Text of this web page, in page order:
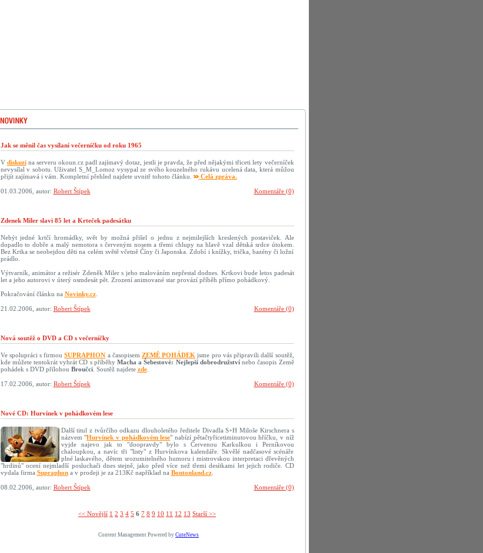
Jak se měnil čas vysílaní večerníčku od roku 1965
V diskuzina serveru okoun.cz padl zajímavý dotaz, jestli je pravda, že před nějakými třiceti lety večerníček
nevysílal v sobotu. Uživatel S_M_Lomoz vysypal ze svého kouzelného rukávu ucelená data, která můžou
přijít zajímavá i vám. Kompletní přehled najdete uvnitř tohoto článku.
Celá zpráva.
Komentáře (0)
01.03.2006, autor: Robert Štípek
Zdenek Miler slavi 85 let a Krteček padesátku
Nebýt jedné krtčí hromádky, svět by možná přišel o jednu z nejmilejších kreslených postaviček. Ale
dopadlo to dobře a malý nemotora s červeným nosem a třemi chlupy na hlavě vzal dětská srdce útokem.
Bez Krtka se neobejdou děti na celém světě včetně Číny či Japonska. Zdobí i knížky, trička, bazény či ložní
prádlo.
Výtvarník, animátor a režisér Zdeněk Miler s jeho malováním nepřestal dodnes. Krtkovi bude letos padesát
let a jeho autorovi v úterý osmdesát pět. Zrození animované star provází příběh přímo pohádkový.
Pokračování článku na Novinky.cz.
Komentáře (0)
21.02.2006, autor: Robert Štípek
Nová soutěž o DVD a CD s večerníčky
Ve spolupráci s firmouSUPRAPHON a časopisemZEMĚ POHÁDEK jsme pro vás připravili další soutěž,
kde můžete tentokrát vyhrát CD s příběhy Macha a Šebestové: Nejlepší dobrodružstvínebo časopis Země
pohádek s DVD přílohou Broučci. Soutěž najdete zde.
Komentáře (0)
17.02.2006, autor: Robert Štípek
Nové CD: Hurvínek v pohádkovém lese
Další titul z tvůrčího odkazu dlouholetého ředitele Divadla S+H Miloše Kirschnera s
názvem "Hurvínek v pohádkovém lese" nabízí pětačtyřicetiminutovou hříčku, v níž
vyjde najevo jak to "doopravdy" bylo s Červenou Karkulkou i Perníkovou
chaloupkou, a navíc tři "listy" z Hurvínkova kalendáře. Skvělé nadčasové scénáře
plné laskavého, dětem srozumitelného humoru i mistrovskou interpretaci dřevěných
"hrdinů" ocení nejmladší posluchači dnes stejně, jako před více než třemi desítkami let jejich rodiče. CD
vydala firma Supraphona v prodeji je za 213Kč například na Bontonland.cz.
Komentáře (0)
08.02.2006, autor: Robert Štípek
<< Novější­ 1 2 3 4 5 6 7 8 9 10 11 12 13 Starší >>
Content Management Powered by CuteNews